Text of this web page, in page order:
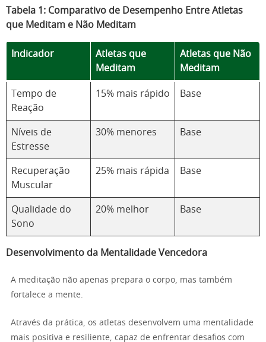
Tabela 1: Comparativo de Desempenho Entre Atletas
que Meditam e Não Meditam
Indicador
Atletas que
Meditam
Atletas que Não
Meditam
Tempo de
Reação
15% mais rápido Base
Níveis de
Estresse
30% menores Base
Recuperação
Muscular
25% mais rápida Base
Qualidade do
Sono
20% melhor Base
Desenvolvimento da Mentalidade Vencedora
A meditação não apenas prepara o corpo, mas também
fortalece a mente.
Através da prática, os atletas desenvolvem uma mentalidade
mais positiva e resiliente, capaz de enfrentar desafios com